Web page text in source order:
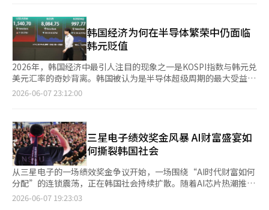
的衍生品交易可能会影响国内外汇市场，因此决定密切关注相关动
态。同时，未来也将考虑改善制度，以吸纳境外NDF交易进入国内
外汇市场。同时，将通过韩国银行和金融监督院等机构检查是否存
在借助韩元贬值进行的投机交易或市场扰动行为，若发现违法行
为，将采取严厉措施。新振昌秘书长表示：“我们将保持24小时警
戒状态，密切监测市场情况，并在必要时及时应对。”主要金融控
股公司也纷纷启动应急响应。KB金融当天召开紧急高管会议，检
查外汇市场动态及集团整体应对情况。会议上，针对汇率飙升带来
续检查应急响应机制和管理方案。此外， 하나金融于4日召开了集
团危机管理委员会，讨论了集团及关联公司的资本充足性和流动性
现状及未来应对方案。信贷金融也召开了危机管理会议，分析外汇
市场波动因素，并检查主要货币的对冲头寸。우리金融则以现有危
机管理对策组织为中心，检查流动性和资本充足性等影响因素，启
动了应急响应机制。※ 本报道经人工智能（AI）系统翻译与编辑。
谈判的期待升温，汇率在6日一度降至1439.0韩元。然而，谈判进
展不如预期，中东地区的军事紧张局势再次升级，汇率转而上涨。
22日时，汇率一度攀升至1519.5韩元，显示出一个月内近80韩元
的剧烈波动。 汇率上涨的主要原因是中东地区的地缘政治不安。
战争持续的担忧和国际油价的上涨对依赖能源进口的韩国经济造成
了压力，进一步加大了韩元贬值的压力。此外，外国投资者的国内
股票净卖出和美元的购买需求也推动了汇率的上涨。 进入本月，
汇率的上涨趋势仍在继续。6日的夜间交易中，汇率一度升至
以来的17年3个月新高。 因此，第二季度的平均汇率也达到了外汇
危机以来的最高水平。截至5日，第二季度的平均汇率（以周交易
收盘价为基准）为1490.98韩元。这是自1998年第一季度
（1596.88韩元）以来的最高水平。 从年度来看，汇率也在向历史
最高水平迈进。今年以来的平均汇率为1477.06韩元，远高于去年
的年均汇率（1420.97韩元）。实际上，在机场的货币兑换窗口，
美元现钞的买入汇率已经超过1600韩元。截至6日，某银行机场营
业点的美元现钞销售汇率为1624.0韩元。 市场普遍认为，本周美
韩国经济为何在半导体繁荣中仍面临
韩元贬值
2026年，韩国经济中最引人注目的现象之一是KOSPI指数与韩元兑
美元汇率的奇妙背离。韩国被认为是半导体超级周期的最大受益
国。随着人工智能（AI）革命的深入，全球最大的AI企业纷纷购买
现历史最高盈余，KOSPI进入历史性上涨阶段。然而，韩元却未能
摆脱金融危机水平的贬值。这一现象从常识上看令人费解。一般来
说，出口增加、经常账户盈余扩大、企业利润激增时，货币应当走
强。日本和德国曾如此，过去的韩国也是如此。但如今的韩国却呈
现出截然相反的局面。尽管AI半导体出口创下历史新高，韩元却在
1500韩元左右徘徊。经济繁荣的同时，汇率却显示出危机的迹
象。正因如此，英国经济媒体《金融时报》对此现象给予了关注。
FT在最近的一篇长篇分析文章中将韩元贬值称为“根本性谜
2026-06-07 23:12:00
三星电子绩效奖金风暴 AI财富盛宴如
何撕裂韩国社会
从三星电子的一场绩效奖金争议开始，一场围绕“AI时代财富如何
分配”的连锁震荡，正在韩国社会持续扩散。随着AI芯片热潮推高
半导体企业利润，三星电子工会以罢工施压，最终迫使公司接受大
2026-06-07 19:23:03